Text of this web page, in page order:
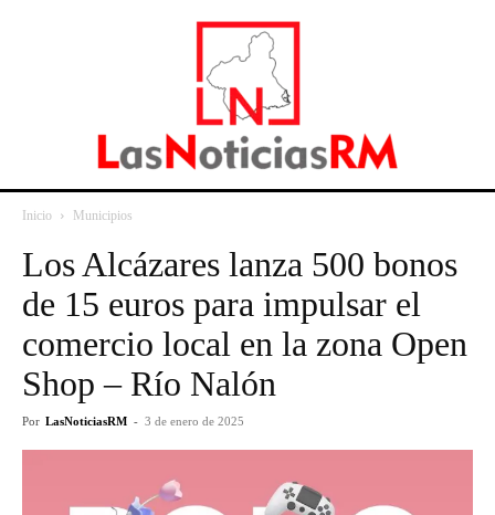
Inicio Municipios
Los Alcázares lanza 500 bonos
de 15 euros para impulsar el
comercio local en la zona Open
Shop – Río Nalón
Por LasNoticiasRM - 3 de enero de 2025